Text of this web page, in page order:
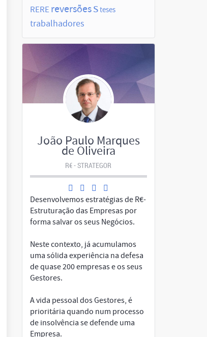
RERE reversõessteses
trabalhadores
João Paulo Marques
de Oliveira
R€ - STRATEGOR
Desenvolvemos estratégias de R€-
Estruturação das Empresas por
forma salvar os seus Negócios.
Neste contexto, já acumulamos
uma sólida experiência na defesa
de quase 200 empresas e os seus
Gestores.
A vida pessoal dos Gestores, é
prioritária quando num processo
de insolvência se defende uma
Empresa.